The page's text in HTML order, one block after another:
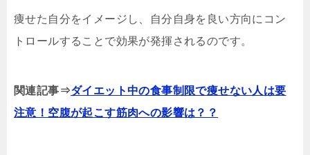
痩せた自分をイメージし、自分自身を良い方向にコン
トロールすることで効果が発揮されるのです。
関連記事⇒ダイエット中の食事制限で痩せない人は要
注意！空腹が起こす筋肉への影響は？？